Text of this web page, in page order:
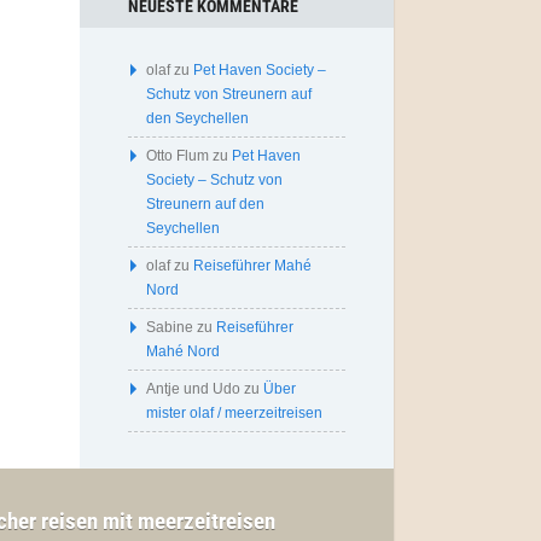
NEUESTE KOMMENTARE
olafzu Pet Haven Society –
Schutz von Streunern auf
den Seychellen
Otto Flum zu Pet Haven
Society – Schutz von
Streunern auf den
Seychellen
olafzu Reiseführer Mahé
Nord
Sabine zu Reiseführer
Mahé Nord
Antje und Udo zu Über
mister olaf / meerzeitreisen
reisen mit meerzeitreisen